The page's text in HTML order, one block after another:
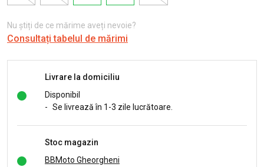
Nu știți de ce mărime aveți nevoie?
Consultați tabelul de mărimi
Livrare la domiciliu
Disponibil
- Se livrează în 1-3 zile lucrătoare.
Stoc magazin
BBMoto Gheorgheni